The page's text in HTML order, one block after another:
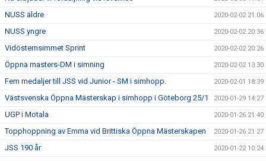
NUSS äldre 2020-02-02 21:06
NUSS yngre 2020-02-02 20:36
Vidösternsimmet Sprint 2020-02-02 20:26
Öppna masters-DM i simning 2020-02-02 13:30
Fem medaljer till JSS vid Junior - SM i simhopp. 2020-02-01 18:39
Västsvenska Öppna Mästerskap i simhopp i Göteborg 25/1 2020-01-29 14:27
UGP i Motala 2020-01-26 21:40
Topphoppning av Emma vid Brittiska Öppna Mästerskapen 2020-01-26 21:27
JSS 190 år 2020-01-22 10:24